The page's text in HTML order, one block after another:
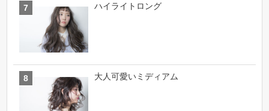
ハイライトロング
大人可愛いミディアム